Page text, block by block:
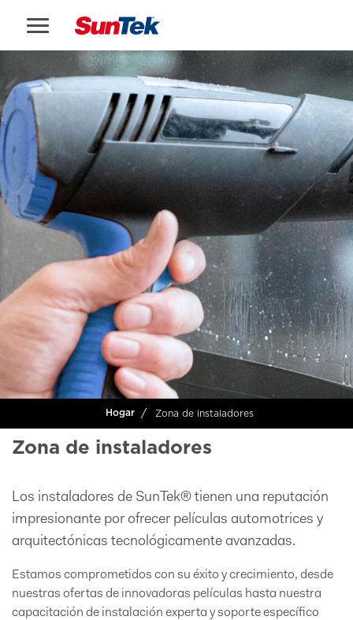
Hogar Zona de instaladores
Zona de instaladores
Los instaladores de SunTek® tienen una reputación
impresionante por ofrecer películas automotrices y
arquitectónicas tecnológicamente avanzadas.
Estamos comprometidos con su éxito y crecimiento, desde
nuestras ofertas de innovadoras películas hasta nuestra
capacitación de instalación experta y soporte específico